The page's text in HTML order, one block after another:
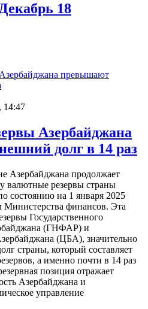
18
14:47
Азербайджана
долг в 14 раз
Азербайджана продолжает
валютные резервы страны
состоянию на 1 января 2025
Министерства финансов. Эта
Государственного
(ГНФАР) и
(ЦБА), значительно
страны, который составляет
а именно почти в 14 раз
позиция отражает
Азербайджана и
управление